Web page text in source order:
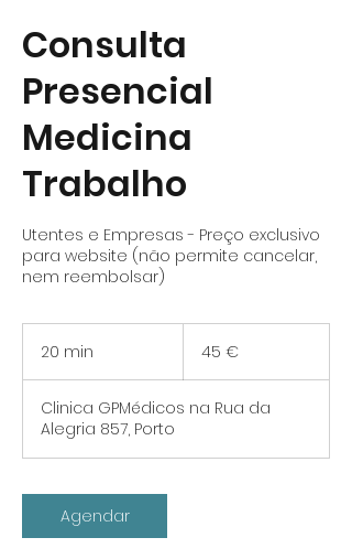
Consulta
Presencial
Medicina
Trabalho
Utentes e Empresas - Preço exclusivo
para website (não permite cancelar,
nem reembolsar)
20 min
n
45 €
Clinica GPMédicos na Rua da
Alegria 857, Porto
Agendar